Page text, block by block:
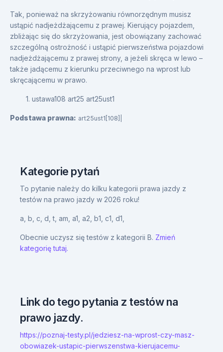
Tak, ponieważ na skrzyżowaniu równorzędnym musisz
ustąpić nadjeżdżającemu z prawej. Kierujący pojazdem,
zbliżając się do skrzyżowania, jest obowiązany zachować
szczególną ostrożność i ustąpić pierwszeństwa pojazdowi
nadjeżdżającemu z prawej strony, a jeżeli skręca w lewo –
także jadącemu z kierunku przeciwnego na wprost lub
skręcającemu w prawo.
1. ustawa108 art25 art25ust1
Podstawa prawna: art25ust1[108]|
Kategorie pytań
To pytanie należy do kilku kategorii prawa jazdy z
testów na prawo jazdy w 2026 roku!
a, b, c, d,t, am, a1, a2, b1, c1, d1,
Obecnie uczysz się testów z kategorii B. Zmień
kategorię tutaj.
Link do tego pytania z testów na
prawo jazdy.
https://poznaj-testy.pl/jedziesz-na-wprost-czy-masz-
obowiazek-ustapic-pierwszenstwa-kierujacemu-